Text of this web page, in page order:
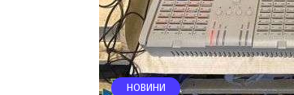
НОВИНИ